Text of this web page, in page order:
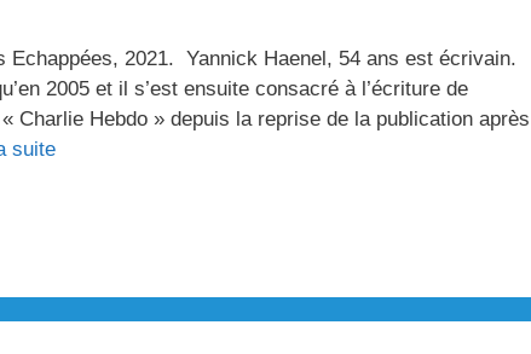
Echappées, 2021. Yannick Haenel, 54 ans est écrivain.
2005 et il s’est ensuite consacré à l’écriture de
Charlie Hebdo » depuis la reprise de la publication après
suite